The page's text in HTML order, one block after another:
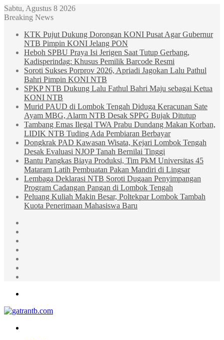
Sabtu, Agustus 8 2026
Breaking News
KTK Pujut Dukung Dorongan KONI Pusat Agar Gubernur
NTB Pimpin KONI Jelang PON
Heboh SPBU Praya Isi Jerigen Saat Tutup Gerbang,
Kadisperindag: Khusus Pemilik Barcode Resmi
Soroti Sukses Porprov 2026, Apriadi Jagokan Lalu Pathul
Bahri Pimpin KONI NTB
SPKP NTB Dukung Lalu Fathul Bahri Maju sebagai Ketua
KONI NTB
Murid PAUD di Lombok Tengah Diduga Keracunan Sate
Ayam MBG, Alarm NTB Desak SPPG Bujak Ditutup
Tambang Emas Ilegal TWA Prabu Dundang Makan Korban,
LIDIK NTB Tuding Ada Pembiaran Berbayar
Dongkrak PAD Kawasan Wisata, Kejari Lombok Tengah
Desak Evaluasi NJOP Tanah Bernilai Tinggi
Bantu Pangkas Biaya Produksi, Tim PkM Universitas 45
Mataram Latih Pembuatan Pakan Mandiri di Lingsar
Lembaga Deklarasi NTB Soroti Dugaan Penyimpangan
Program Cadangan Pangan di Lombok Tengah
Peluang Kuliah Makin Besar, Poltekpar Lombok Tambah
Kuota Penerimaan Mahasiswa Baru